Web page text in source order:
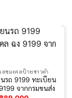
ลขมงคลป้ายขาวดำ
รถ 9199 ทะเบียน
จากกรมขนส่ง